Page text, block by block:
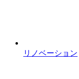
リノベーション